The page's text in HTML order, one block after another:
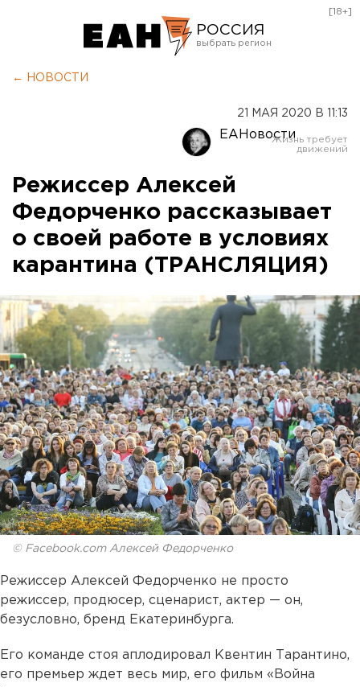
РОССИЯ
Оренбург
[18+]
← НОВОСТИ
21 МАЯ 2020 В 11:13
ЕАНовости
Режиссер Алексей
Федорченко рассказывает
о своей работе в условиях
карантина (ТРАНСЛЯЦИЯ)
© Facebook.com Алексей Федорченко
Режиссер Алексей Федорченко не просто
режиссер, продюсер, сценарист, актер — он,
безусловно, бренд Екатеринбурга.
Его команде стоя аплодировал Квентин Тарантино,
его премьер ждет весь мир, его фильм «Война